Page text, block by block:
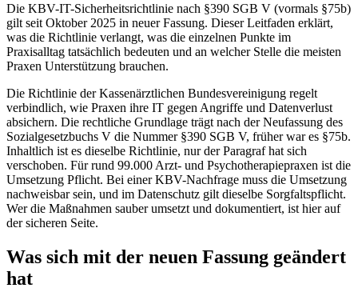
Die KBV-IT-Sicherheitsrichtlinie nach §390 SGB V (vormals §75b)
gilt seit Oktober 2025 in neuer Fassung. Dieser Leitfaden erklärt,
was die Richtlinie verlangt, was die einzelnen Punkte im
Praxisalltag tatsächlich bedeuten und an welcher Stelle die meisten
Praxen Unterstützung brauchen.
Die Richtlinie der Kassenärztlichen Bundesvereinigung regelt
verbindlich, wie Praxen ihre IT gegen Angriffe und Datenverlust
absichern. Die rechtliche Grundlage trägt nach der Neufassung des
Sozialgesetzbuchs V die Nummer §390 SGB V, früher war es §75b.
Inhaltlich ist es dieselbe Richtlinie, nur der Paragraf hat sich
verschoben. Für rund 99.000 Arzt- und Psychotherapiepraxen ist die
Umsetzung Pflicht. Bei einer KBV-Nachfrage muss die Umsetzung
nachweisbar sein, und im Datenschutz gilt dieselbe Sorgfaltspflicht.
Wer die Maßnahmen sauber umsetzt und dokumentiert, ist hier auf
der sicheren Seite.
Was sich mit der neuen Fassung geändert
hat